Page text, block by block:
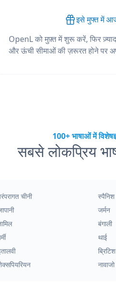
इसे मुफ्त में
OpenL को मुफ़्त में शुरू करें, फिर
और ऊंची सीमाओं की ज़रूरत होने पर
100+ भाषाओं में
सबसे लोकप्रिय
चीनी स्पैनिश
जर्मन
बंगाली
थाई
नावाजो